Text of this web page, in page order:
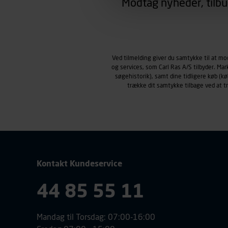
region, du befinder dig i.
klikkes på, sider/indhold der
smartphone mv.) samt de
Vi henviser endvidere til
Modtag nyheder,
Ved tilmelding giver du samtykke til at
og services, som Carl Ras A/S tilbyder.
søgehistorik), samt dine tidligere køb
trække dit samtykke tilbage ved at
Kontakt Kundeservice
44 85 55 11
Mandag til Torsdag: 07:00-16:00